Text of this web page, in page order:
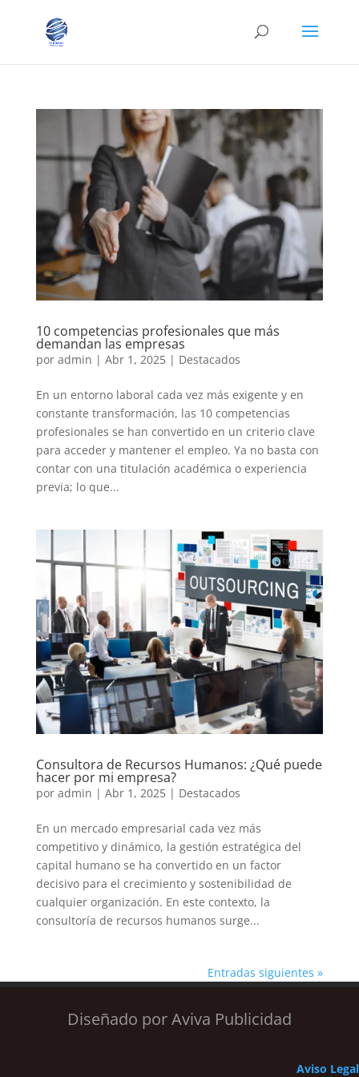
10 competencias profesionales que más
demandan las empresas
por admin | Abr 1, 2025| Destacados
En un entorno laboral cada vez más exigente y en
constante transformación, las 10 competencias
profesionales se han convertido en un criterio clave
para acceder y mantener el empleo. Ya no basta con
contar con una titulación académica o experiencia
previa; lo que...
Consultora de Recursos Humanos: ¿Qué puede
hacer por mi empresa?
por admin | Abr 1, 2025| Destacados
En un mercado empresarial cada vez más
competitivo y dinámico, la gestión estratégica del
capital humano se ha convertido en un factor
decisivo para el crecimiento y sostenibilidad de
cualquier organización. En este contexto, la
consultoría de recursos humanos surge...
Entradas siguientes »
Diseñado por Aviva Publicidad
Aviso Legal